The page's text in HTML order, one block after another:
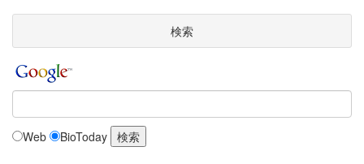
検索
Web BioToday